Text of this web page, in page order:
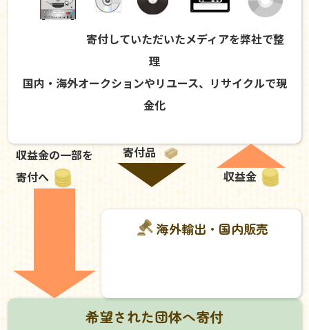
寄付していただいたメディアを弊社で整
理
国内・海外オークションやリユース、リサイクルで現
金化
収益金の一部を
寄付へ
寄付品
収益金
海外輸出・国内販売
希望された団体へ寄付